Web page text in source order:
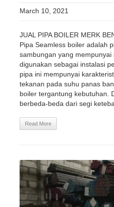
March 10, 2021
JUAL PIPA BOILER MERK
Pipa Seamless boiler adalah
sambungan yang mempunyai
digunakan sebagai instalasi
pipa ini mempunyai
tekanan pada suhu panas
boiler tergantung kebutuhan.
berbeda-beda dari segi
Read More